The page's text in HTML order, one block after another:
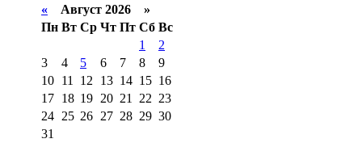
« Август 2026 »
Пн Вт Ср Чт Пт Сб Вс
1
2
3
4 5 6 7 8
9
10 11 12 13 14 15 16
17 18 19 20 21 22 23
24 25 26 27 28 29 30
31